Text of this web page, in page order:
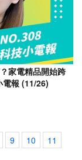
家電精品開始跨
電報 (11/26)
9 10
11